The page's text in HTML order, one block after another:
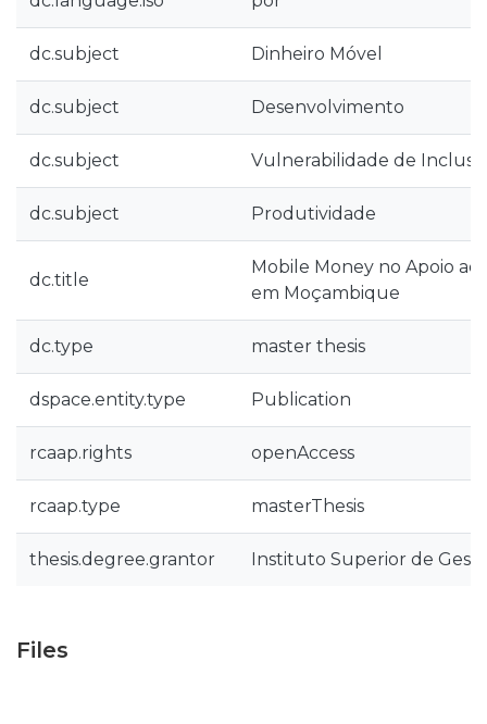
dc.subject Dinheiro Móvel
dc.subject Desenvolvimento
dc.subject Vulnerabilidade de
dc.subject Produtividade
dc.title
Mobile Money no Apoio
em Moçambique
dc.type master thesis
dspace.entity.type Publication
rcaap.rights openAccess
rcaap.type masterThesis
thesis.degree.grantor Instituto Superior de
Files